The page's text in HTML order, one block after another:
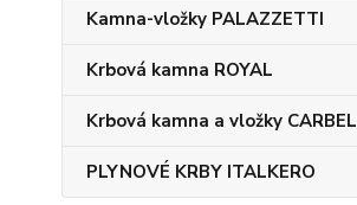
Kamna-vložky PALAZZETTI
Krbová kamna ROYAL
Krbová kamna a vložky CARBEL
PLYNOVÉ KRBY ITALKERO